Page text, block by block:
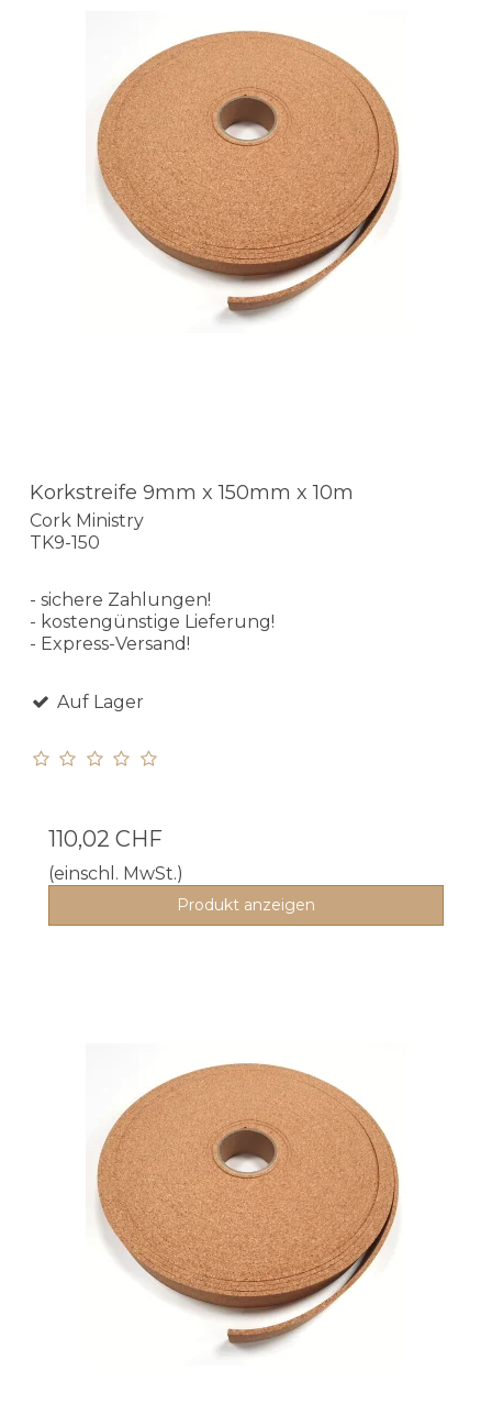
Korkstreife 9mm x 150mm x 10m
Cork Ministry
TK9-150
- sichere Zahlungen!
- kostengünstige Lieferung!
- Express-Versand!
Auf Lager
110,02 CHF
(einschl. MwSt.)
Produkt anzeigen